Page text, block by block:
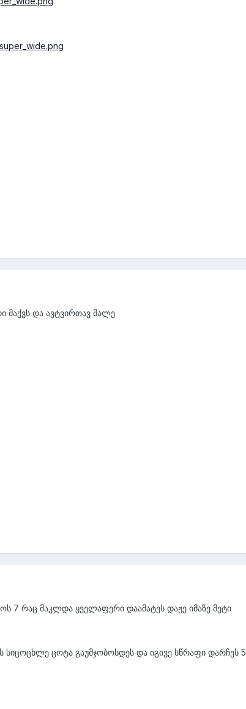
მაქვს და ავტვირთავ მალე
7 რაც მაკლდა ყველაფერი დაამატეს დაჟე იმაზე მეტი
სიცოცხლე ცოტა გაუმჯობოსდეს და იგივე სწრაფი დარჩეს 5